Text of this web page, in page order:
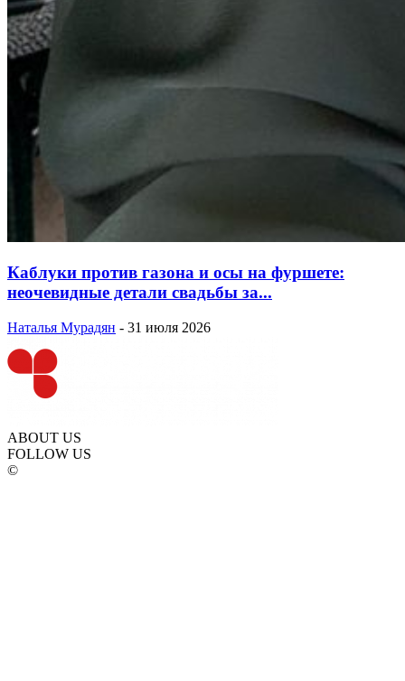
Каблуки против газона и осы на фуршете:
неочевидные детали свадьбы за...
Наталья Мурадян - 31 июля 2026
ABOUT US
FOLLOW US
©